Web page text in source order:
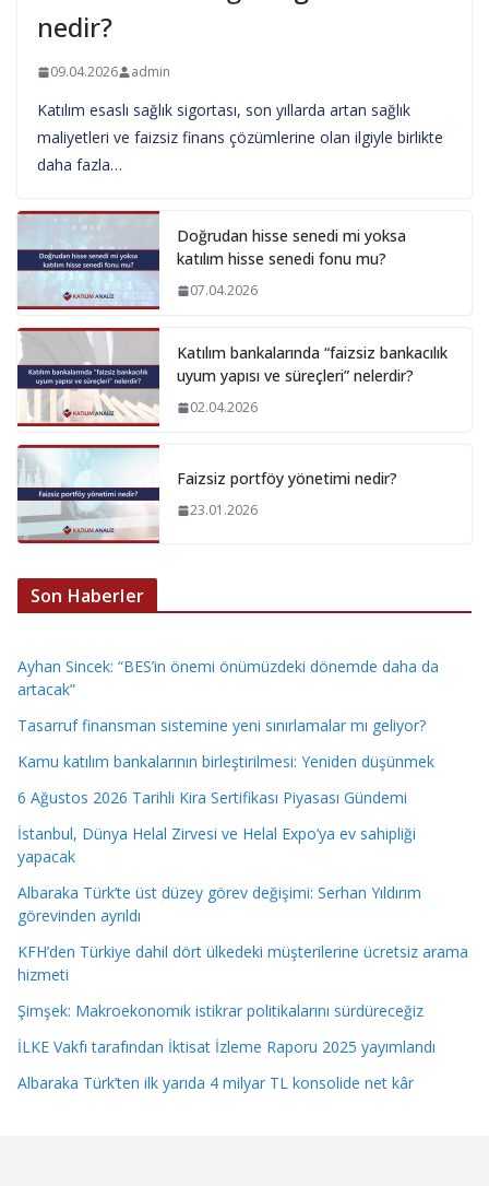
nedir?
09.04.2026 admin
Katılım esaslı sağlık sigortası, son yıllarda artan sağlık
maliyetleri ve faizsiz finans çözümlerine olan ilgiyle birlikte
daha fazla…
Doğrudan hisse senedi mi yoksa
katılım hisse senedi fonu mu?
07.04.2026
Katılım bankalarında “faizsiz bankacılık
uyum yapısı ve süreçleri” nelerdir?
02.04.2026
Faizsiz portföy yönetimi nedir?
23.01.2026
Son Haberler
Ayhan Sincek: “BES’in önemi önümüzdeki dönemde daha da
artacak”
Tasarruf finansman sistemine yeni sınırlamalar mı geliyor?
Kamu katılım bankalarının birleştirilmesi: Yeniden düşünmek
6 Ağustos 2026 Tarihli Kira Sertifikası Piyasası Gündemi
İstanbul, Dünya Helal Zirvesi ve Helal Expo’ya ev sahipliği
yapacak
Albaraka Türk’te üst düzey görev değişimi: Serhan Yıldırım
görevinden ayrıldı
KFH’den Türkiye dahil dört ülkedeki müşterilerine ücretsiz arama
hizmeti
Şimşek: Makroekonomik istikrar politikalarını sürdüreceğiz
İLKE Vakfı tarafından İktisat İzleme Raporu 2025 yayımlandı
Albaraka Türk’ten ilk yarıda 4 milyar TL konsolide net kâr